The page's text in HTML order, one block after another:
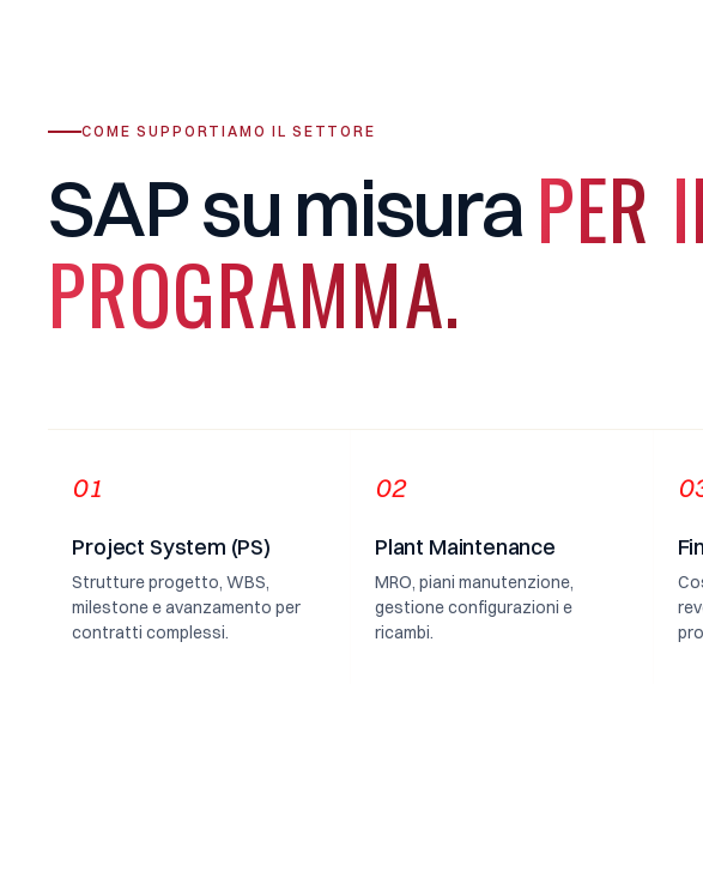
COME SUPPORTIAMO IL SETTORE
SAPsu misura PER
PROGRAMMA.
01
Project System (PS)
Strutture progetto, WBS,
milestone e avanzamento per
contratti complessi.
02
Plant Maintenance
MRO, piani manutenzione,
gestione configurazioni e
ricambi.